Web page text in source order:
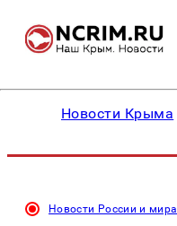
Новости Крыма
Новости России и мира